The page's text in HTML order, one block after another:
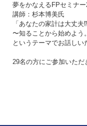
夢をかなえるFPセミナー
講師：杉本博美氏
「あなたの家計は大丈
〜知ることから始めよう
というテーマでお話しい
29名の方にご参加いただ